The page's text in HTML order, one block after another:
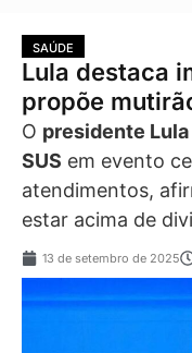
SAÚDE
Lula destaca
propõe
O presidente Lula
SUS em evento
atendimentos,
estar acima de
13 de setembro de 2025